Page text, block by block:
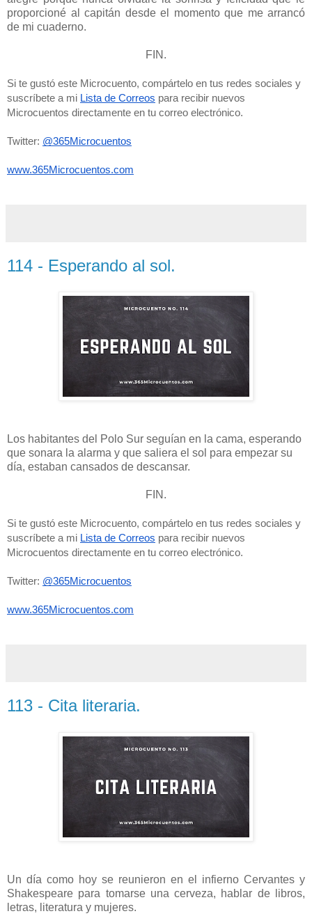
proporcioné al capitán desde el momento que me arrancó
de mi cuaderno.
FIN.
Si te gustó este Microcuento, compártelo en tus redes sociales y
suscríbete a mi Lista de Correos para recibir nuevos
Microcuentos directamente en tu correo electrónico.
Twitter: @365Microcuentos
www.365Microcuentos.com
114 - Esperando al sol.
Los habitantes del Polo Sur seguían en la cama, esperando
que sonara la alarma y que saliera el sol para empezar su
día, estaban cansados de descansar.
FIN.
Si te gustó este Microcuento, compártelo en tus redes sociales y
suscríbete a mi Lista de Correos para recibir nuevos
Microcuentos directamente en tu correo electrónico.
Twitter: @365Microcuentos
www.365Microcuentos.com
113 - Cita literaria.
Un día como hoy se reunieron en el infierno Cervantes y
Shakespeare para tomarse una cerveza, hablar de libros,
letras, literatura y mujeres.